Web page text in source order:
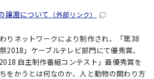
渡について （外部リンク）
りネットワークにより制作され、「第38
」ケーブルテレビ部門にて優秀賞、
自主制作番組コンテスト」最優秀賞を
をかうとは何なのか、人と動物の関わり方